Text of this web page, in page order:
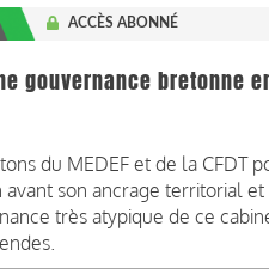
ACCÈS ABONNÉ
gouvernance bretonne
du MEDEF et de la CFDT
son ancrage territorial
très atypique de ce